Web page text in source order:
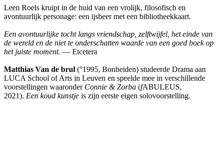
Leen Roels kruipt in de huid van een vrolijk, filosofisch en
avontuurlijk personage: een ijsbeer met een bibliotheekkaart.
Een avontuurlijke tocht langs vriendschap, zelftwijfel, het einde van
de wereld en de niet te onderschatten waarde van een goed boek op
het juiste moment. — Etcetera
Matthias Van de brul (°1995, Bonheiden) studeerde Drama aan
LUCA School of Arts in Leuven en speelde mee in verschillende
voorstellingen waaronder Connie & Zorba (fABULEUS,
2021). Een koud kunstje is zijn eerste eigen solovoorstelling.